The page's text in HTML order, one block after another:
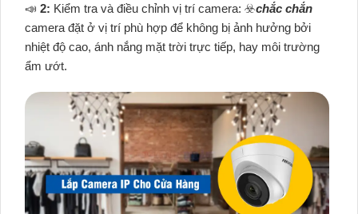
📣 2: Kiểm tra và điều chỉnh vị trí camera: ☣️chắc chắn
camera đặt ở vị trí phù hợp để không bị ảnh hưởng bởi
nhiệt độ cao, ánh nắng mặt trời trực tiếp, hay môi trường
ẩm ướt.